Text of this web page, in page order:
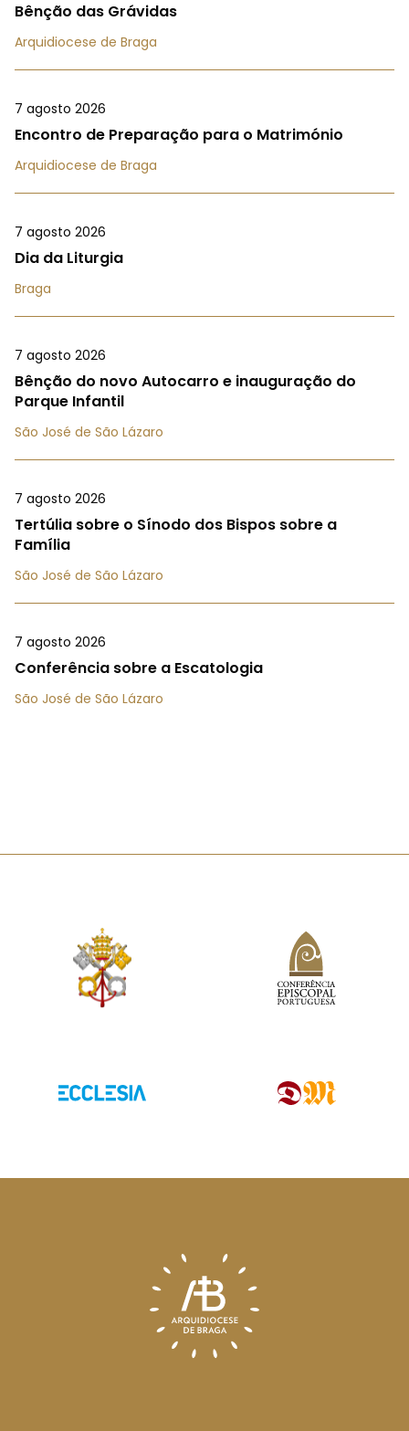
Bênção das Grávidas
Arquidiocese de Braga
7 agosto 2026
Encontro de Preparação para o Matrimónio
Arquidiocese de Braga
7 agosto 2026
Dia da Liturgia
Braga
7 agosto 2026
Bênção do novo Autocarro e inauguração do
Parque Infantil
São José de São Lázaro
7 agosto 2026
Tertúlia sobre o Sínodo dos Bispos sobre a
Família
São José de São Lázaro
7 agosto 2026
Conferência sobre a Escatologia
São José de São Lázaro